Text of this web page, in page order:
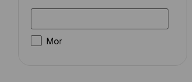
Mor